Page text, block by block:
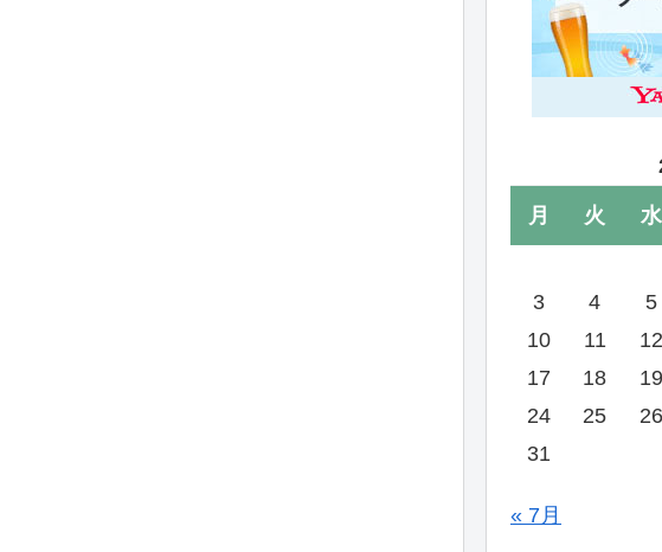
月 火 水
3
4 5
10
11 12
17
18 19
24
25 26
31
« 7月